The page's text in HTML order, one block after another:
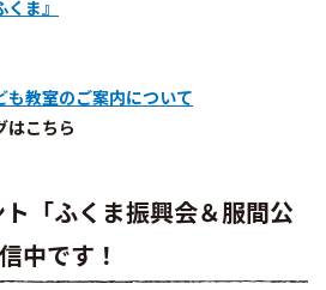
ま』
も教室のご案内について
はこちら
「ふくま振興会＆服間公
中です！